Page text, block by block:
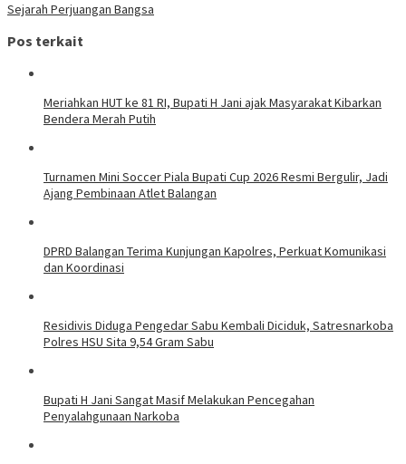
Sejarah Perjuangan Bangsa
Pos terkait
Meriahkan HUT ke 81 RI, Bupati H Jani ajak Masyarakat Kibarkan
Bendera Merah Putih
Turnamen Mini Soccer Piala Bupati Cup 2026 Resmi Bergulir, Jadi
Ajang Pembinaan Atlet Balangan
DPRD Balangan Terima Kunjungan Kapolres, Perkuat Komunikasi
dan Koordinasi
Residivis Diduga Pengedar Sabu Kembali Diciduk, Satresnarkoba
Polres HSU Sita 9,54 Gram Sabu
Bupati H Jani Sangat Masif Melakukan Pencegahan
Penyalahgunaan Narkoba